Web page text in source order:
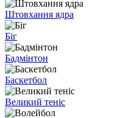
Штовхання ядра
Біг
Бадмінтон
Баскетбол
Великий теніс